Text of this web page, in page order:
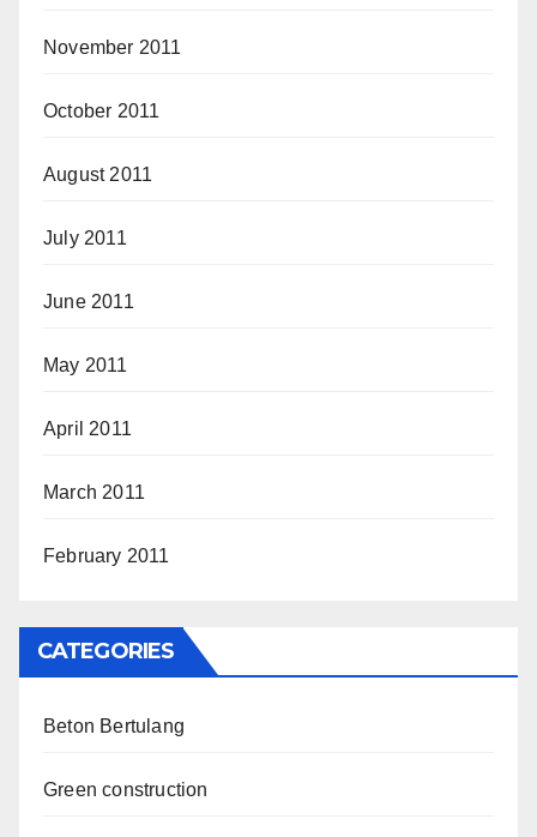
November 2011
October 2011
August 2011
July 2011
June 2011
May 2011
April 2011
March 2011
February 2011
CATEGORIES
Beton Bertulang
Green construction